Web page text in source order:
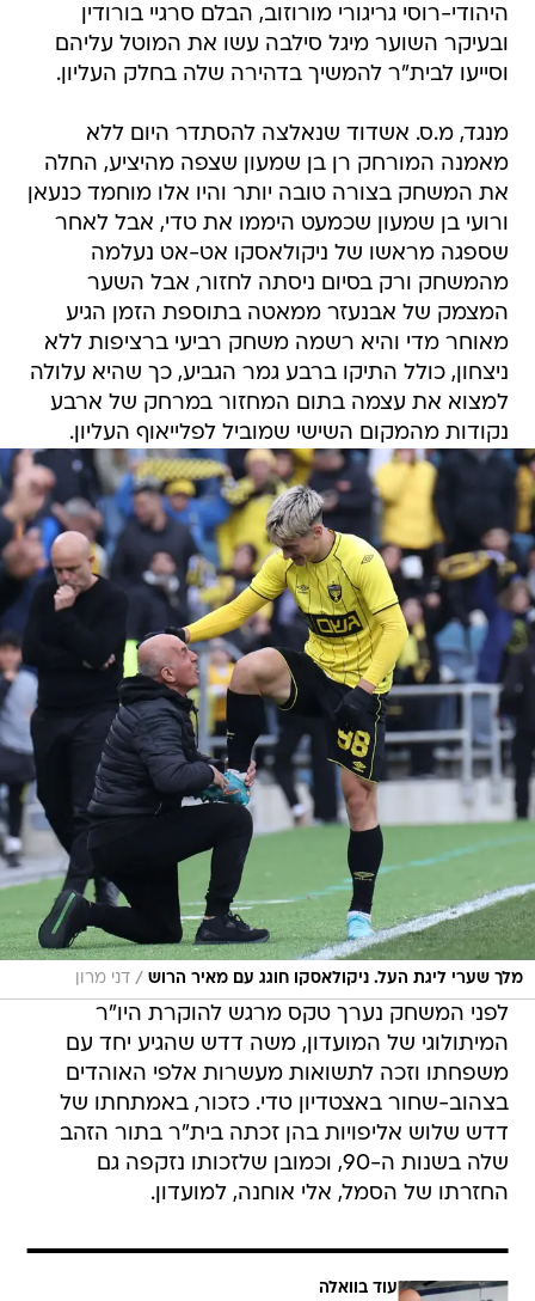
היהודי-רוסי גריגורי מורוזוב, הבלם סרגיי בורודין
ובעיקר השוער מיגל סילבה עשו את המוטל עליהם
וסייעו לבית"ר להמשיך בדהירה שלה בחלק העליון.
מנגד, מ.ס. אשדוד שנאלצה להסתדר היום ללא
מאמנה המורחק רן בן שמעון שצפה מהיציע, החלה
את המשחק בצורה טובה יותר והיו אלו מוחמד כנעאן
ורועי בן שמעון שכמעט היממו את טדי, אבל לאחר
שספגה מראשו של ניקולאסקו אט-אט נעלמה
מהמשחק ורק בסיום ניסתה לחזור, אבל השער
המצמק של אבנעזר ממאטה בתוספת הזמן הגיע
מאוחר מדי והיא רשמה משחק רביעי ברציפות ללא
ניצחון, כולל התיקו ברבע גמר הגביע, כך שהיא עלולה
למצוא את עצמה בתום המחזור במרחק של ארבע
נקודות מהמקום השישי שמוביל לפלייאוף העליון.
מלך שערי ליגת העל. ניקולאסקו חוגג עם מאיר הרוש / דני מרון
לפני המשחק נערך טקס מרגש להוקרת היו"ר
המיתולוגי של המועדון, משה דדש שהגיע יחד עם
משפחתו וזכה לתשואות מעשרות אלפי האוהדים
בצהוב-שחור באצטדיון טדי. כזכור, באמתחתו של
דדש שלוש אליפויות בהן זכתה בית"ר בתור הזהב
שלה בשנות ה-90, וכמובן שלזכותו נזקפה גם
החזרתו של הסמל, אלי אוחנה, למועדון.
עוד בוואלה